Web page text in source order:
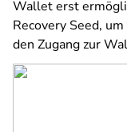
Wallet erst
Recovery Seed,
den Zugang zur